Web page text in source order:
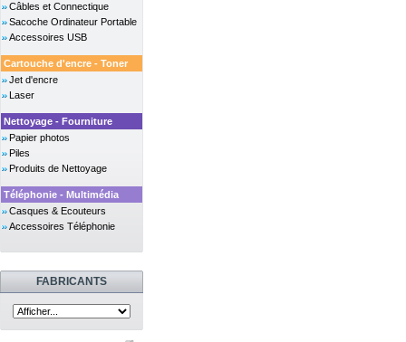
Câbles et Connectique
Sacoche Ordinateur Portable
Accessoires USB
Cartouche d'encre - Toner
Jet d'encre
Laser
Nettoyage - Fourniture
Papier photos
Piles
Produits de Nettoyage
Téléphonie - Multimédia
Casques & Ecouteurs
Accessoires Téléphonie
FABRICANTS